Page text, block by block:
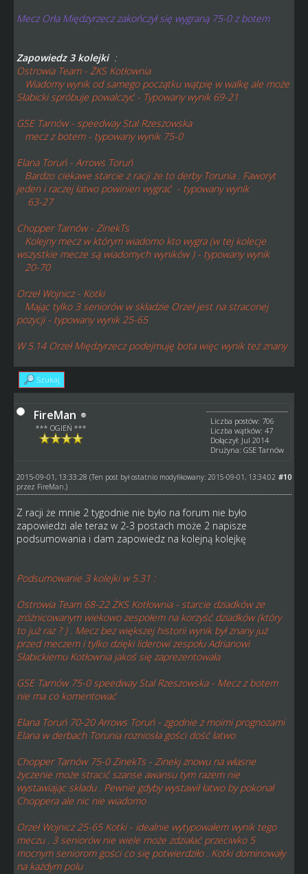
Mecz Orła Międzyrzecz zakończył się wygraną 75-0 z botem
Zapowiedz 3 kolejki :
Ostrowia Team - ŻKS Kotłownia
Wiadomy wynik od samego początku wątpię w walkę ale może
Słabicki spróbuje powalczyć - Typowany wynik 69-21
GSE Tarnów - speedway Stal Rzeszowska
mecz z botem - typowany wynik 75-0
Elana Toruń - Arrows Toruń
Bardzo ciekawe starcie z racji że to derby Torunia . Faworyt
jeden i raczej łatwo powinien wygrać - typowany wynik
63-27
Chopper Tarnów - ZinekTs
Kolejny mecz w którym wiadomo kto wygra (w tej kolecje
wszystkie mecze są wiadomych wyników ) - typowany wynik
20-70
Orzeł Wojnicz - Kotki
Mając tylko 3 seniorów w składzie Orzeł jest na straconej
pozycji - typowany wynik 25-65
W 5.14 Orzeł Międzyrzecz podejmuję bota więc wynik też znany
Szukaj
FireMan
*** OGIEŃ ***
Liczba postów: 706
Liczba wątków: 47
Dołączył: Jul 2014
Drużyna: GSE Tarnów
#10
2015-09-01, 13:33:28 (Ten post był ostatnio modyfikowany: 2015-09-01, 13:34:02
przez FireMan.)
Z racji że mnie 2 tygodnie nie było na forum nie było
zapowiedzi ale teraz w 2-3 postach może 2 napisze
podsumowania i dam zapowiedz na kolejną kolejkę
Podsumowanie 3 kolejki w 5.31 :
Ostrowia Team 68-22 ŻKS Kotłownia - starcie dziadków ze
zróżnicowanym wiekowo zespołem na korzyść dziadków (który
to już raz ? ) . Mecz bez większej historii wynik był znany już
przed meczem i tylko dzięki liderowi zespołu Adrianowi
Słabickiemu Kotłownia jakoś się zaprezentowała
GSE Tarnów 75-0 speedway Stal Rzeszowska - Mecz z botem
nie ma co komentować
Elana Toruń 70-20 Arrows Toruń - zgodnie z moimi prognozami
Elana w derbach Torunia rozniosła gości dość łatwo
Chopper Tarnów 75-0 ZinekTs - Zinekj znowu na własne
życzenie może stracić szanse awansu tym razem nie
wystawiając składu . Pewnie gdyby wystawił łatwo by pokonał
Choppera ale nic nie wiadomo
Orzeł Wojnicz 25-65 Kotki - idealnie wytypowałem wynik tego
meczu . 3 seniorów nie wiele może zdziałać przeciwko 5
mocnym seniorom gości co się potwierdziło . Kotki dominowały
na każdym polu